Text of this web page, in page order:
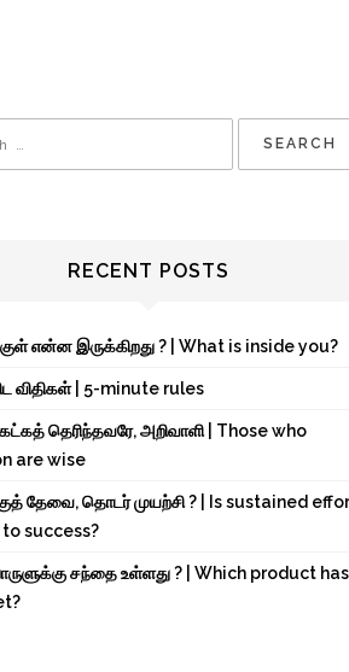
RECENT POSTS
என்ன இருக்கிறது ? | What is inside you?
விதிகள் | 5-minute rules
தெரிந்தவரே, அறிவாளி | Those who
are wise
தேவை, தொடர் முயற்சி ? | Is sustained
success?
சந்தை உள்ளது ? | Which product has